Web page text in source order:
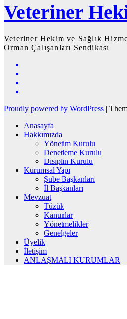
Veteriner
Veteriner Hekim ve Sağlık
Orman Çalışanları Sendikası
Proudly powered by WordPress |
Anasayfa
Hakkımızda
Yönetim Kurulu
Denetleme Kurulu
Disiplin Kurulu
Kurumsal Yapı
Şube Başkanları
İl Başkanları
Mevzuat
Tüzük
Kanunlar
Yönetmelikler
Genelgeler
Üyelik
İletişim
ANLAŞMALI KURUMLAR